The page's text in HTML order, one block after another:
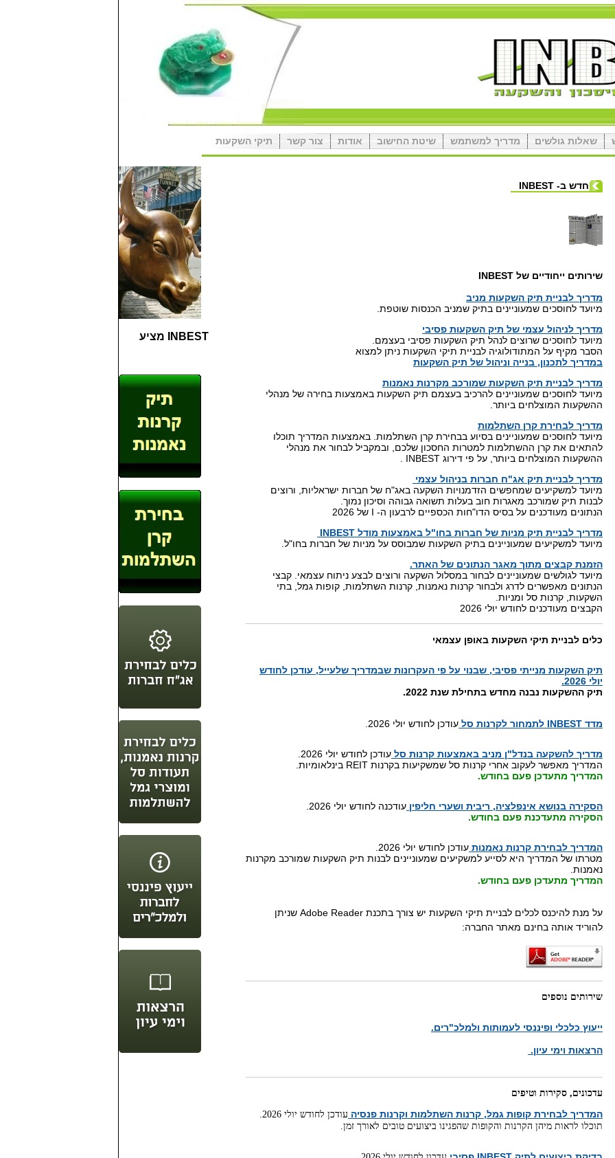
שאלות גולשים מדריך למשתמש שיטת החישוב אודות צור קשר תיקי השקעות
חדש ב- INBEST
שירותים ייחודיים של INBEST
מדריך לבניית תיק השקעות מניב
מיועד לחוסכים שמעוניינים בתיק שמניב הכנסות שוטפת.
מדריך לניהול עצמי של תיק השקעות פסיבי
מיועד לחוסכים שרוצים לנהל תיק השקעות פסיבי בעצמם.
הסבר מקיף על המתודולוגיה לבניית תיקי השקעות ניתן למצוא
במדריך לתכנון, בנייה וניהול של תיק השקעות
מדריך לבניית תיק השקעות שמורכב מקרנות נאמנות
מיועד לחוסכים שמעוניינים להרכיב בעצמם תיק השקעות באמצעות בחירה של מנהלי
ההשקעות המוצלחים ביותר.
מדריך לבחירת קרן השתלמות
מיועד לחוסכים שמעוניינים בסיוע בבחירת קרן השתלמות. באמצעות המדריך תוכלו
להתאים את קרן ההשתלמות למטרות החסכון שלכם, ובמקביל לבחור את מנהלי
ההשקעות המוצלחים ביותר, על פי דירוג INBEST .
מדריך לבניית תיק אג"ח חברות בניהול עצמי
מיועד למשקיעים שמחפשים הזדמנויות השקעה באג"ח של חברות ישראליות, ורוצים
לבנות תיק שמורכב מאגרות חוב בעלות תשואה גבוהה וסיכון נמוך.
הנתונים מעודכנים על בסיס הדו"חות הכספיים לרבעון ה- I של 2026
מדריך לבניית תיק מניות של חברות בחו"ל באמצעות מודל INBEST
מיועד למשקיעים שמעוניינים בתיק השקעות שמבוסס על מניות של חברות בחו"ל.
הזמנת קבצים מתוך מאגר הנתונים של האתר.
מיועד לגולשים שמעוניינים לבחור במסלול השקעה ורוצים לבצע ניתוח עצמאי. קבצי
הנתונים מאפשרים לדרג ולבחור קרנות נאמנות, קרנות השתלמות, קופות גמל, בתי
השקעות, קרנות סל ומניות.
הקבצים מעודכנים לחודש יולי 2026
כלים לבניית תיקי השקעות באופן עצמאי
תיק השקעות מנייתי פסיבי, שבנוי על פי העקרונות שבמדריך שלעייל, עודכן לחודש
יולי 2026.
תיק ההשקעות נבנה מחדש בתחילת שנת 2022.
מדד INBEST לתמחור לקרנות סל עודכן לחודש יולי 2026.
מדריך להשקעה בנדל"ן מניב באמצעות קרנות סל עודכן לחודש יולי 2026.
המדריך מאפשר לעקוב אחרי קרנות סל שמשקיעות בקרנות REIT בינלאומיות.
המדריך מתעדכן פעם בחודש.
הסקירה בנושא אינפלציה, ריבית ושערי חליפין עודכנה לחודש יולי 2026.
הסקירה מתעדכנת פעם בחודש.
המדריך לבחירת קרנות נאמנות עודכן לחודש יולי 2026.
מטרתו של המדריך היא לסייע למשקיעים שמעוניינים לבנות תיק השקעות שמורכב מקרנות
נאמנות.
המדריך מתעדכן פעם בחודש.
על מנת להיכנס לכלים לבניית תיקי השקעות יש צורך בתכנת Adobe Reader שניתן
להוריד אותה בחינם מאתר החברה:
שירותים נוספים
ייעוץ כלכלי ופיננסי לעמותות ולמלכ"רים.
הרצאות וימי עיון.
עדכונים, סקירות וטיפים
המדריך לבחירת קופות גמל, קרנות השתלמות וקרנות פנסיה עודכן לחודש יולי 2026.
תוכלו לראות מיהן הקרנות והקופות שהפגינו ביצועים טובים לאורך זמן.
INBEST מציע